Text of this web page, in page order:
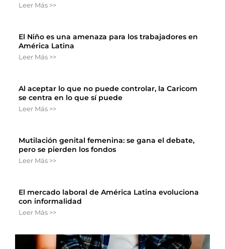
Leer Más >>
El Niño es una amenaza para los trabajadores en
América Latina
Leer Más >>
Al aceptar lo que no puede controlar, la Caricom
se centra en lo que sí puede
Leer Más >>
Mutilación genital femenina: se gana el debate,
pero se pierden los fondos
Leer Más >>
El mercado laboral de América Latina evoluciona
con informalidad
Leer Más >>